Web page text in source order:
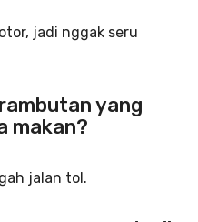
jadi nggak seru
yang
makan?
jalan tol.